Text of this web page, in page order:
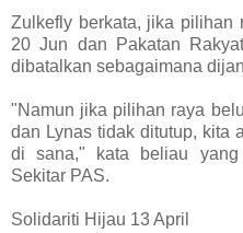
Zulkefly berkata, jika pilihan
20 Jun dan Pakatan
dibatalkan sebagaimana
"Namun jika pilihan raya
dan Lynas tidak ditutup, kita
di sana," kata beliau
Sekitar PAS.
Solidariti Hijau 13 April